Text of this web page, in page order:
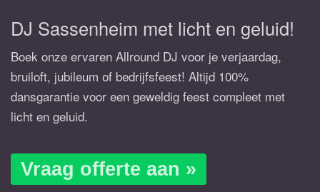
DJ Sassenheim met licht en geluid!
Boek onze ervaren Allround DJ voor je verjaardag,
bruiloft, jubileum of bedrijfsfeest! Altijd 100%
dansgarantie voor een geweldig feest compleet met
licht en geluid.
Vraag offerte aan »